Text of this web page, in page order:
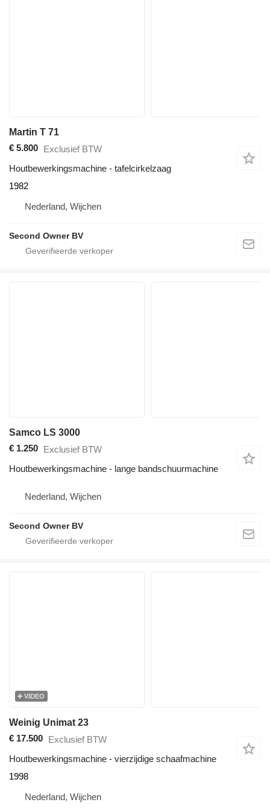
Martin T 71
€ 5.800 Exclusief BTW
Houtbewerkingsmachine - tafelcirkelzaag
1982
Nederland, Wijchen
Second Owner BV
Samco LS 3000
€ 1.250 Exclusief BTW
Houtbewerkingsmachine - lange bandschuurmachine
Nederland, Wijchen
Second Owner BV
VIDEO
Weinig Unimat 23
€ 17.500 Exclusief BTW
Houtbewerkingsmachine - vierzijdige schaafmachine
1998
Nederland, Wijchen